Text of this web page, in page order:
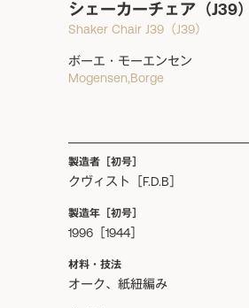
シェーカーチェア（J39）
Shaker Chair J39（J39）
ボーエ・モーエンセン
Mogensen,Borge
製造者［初号］
クヴィスト［F.D.B］
製造年［初号］
1996［1944］
材料・技法
オーク、紙紐編み